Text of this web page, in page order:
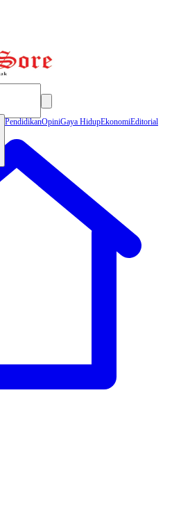
PendidikanOpiniGaya HidupEkonomiEditorial